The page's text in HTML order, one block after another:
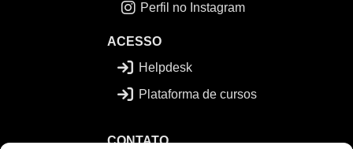
Perfil no Instagram
ACESSO
Helpdesk
Plataforma de cursos
CONTATO